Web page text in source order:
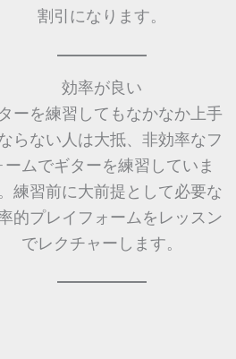
割引になります。
効率が良い
ーを練習してもなかなか上手
らない人は大抵、非効率なフ
ームでギターを練習していま
練習前に大前提として必要な
的プレイフォームをレッスン
でレクチャーします。